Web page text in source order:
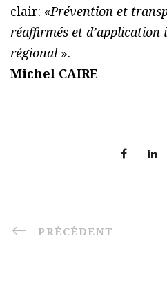
clair: «Prévention et
réaffirmés et d’application
régional ».
Michel CAIRE
PRÉCÉDENT